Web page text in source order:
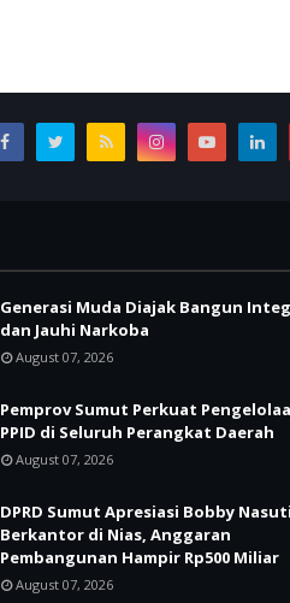
Generasi Muda Diajak Bangun
dan Jauhi Narkoba
August 07, 2026
Pemprov Sumut Perkuat
PPID di Seluruh Perangkat Daerah
August 07, 2026
DPRD Sumut Apresiasi Bobby
Berkantor di Nias, Anggaran
Pembangunan Hampir Rp500 Miliar
August 07, 2026